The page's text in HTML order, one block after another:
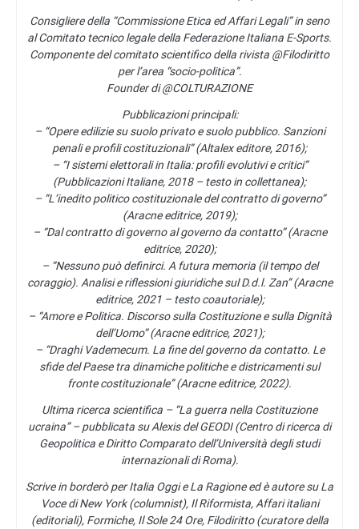
Consigliere della “Commissione Etica ed Affari Legali” in seno
al Comitato tecnico legale della Federazione Italiana E-Sports.
Componente del comitato scientifico della rivista @Filodiritto
per l’area “socio-politica”.
Founder di @COLTURAZIONE
Pubblicazioni principali:
– “Opere edilizie su suolo privato e suolo pubblico. Sanzioni
penali e profili costituzionali” (Altalex editore, 2016);
– “I sistemi elettorali in Italia: profili evolutivi e critici”
(Pubblicazioni Italiane, 2018 – testo in collettanea);
– “L’inedito politico costituzionale del contratto di governo”
(Aracne editrice, 2019);
– “Dal contratto di governo al governo da contatto” (Aracne
editrice, 2020);
– “Nessuno può definirci. A futura memoria (il tempo del
coraggio). Analisi e riflessioni giuridiche sul D.d.l. Zan” (Aracne
editrice, 2021 – testo coautoriale);
– “Amore e Politica. Discorso sulla Costituzione e sulla Dignità
dell’Uomo” (Aracne editrice, 2021);
– “Draghi Vademecum. La fine del governo da contatto. Le
sfide del Paese tra dinamiche politiche e districamenti sul
fronte costituzionale” (Aracne editrice, 2022).
Ultima ricerca scientifica – “La guerra nella Costituzione
ucraina” – pubblicata su Alexis del GEODI (Centro di ricerca di
Geopolitica e Diritto Comparato dell’Università degli studi
internazionali di Roma).
Scrive in borderò per Italia Oggi e La Ragione ed è autore su La
Voce di New York (columnist), Il Riformista, Affari italiani
(editoriali), Formiche, Il Sole 24 Ore, Filodiritto (curatore della